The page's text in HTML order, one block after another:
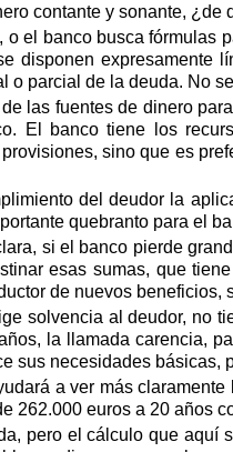
contante y sonante, ¿de
o el banco busca fórmulas
disponen
o parcial de la deuda. No
las fuentes de dinero
El banco tiene los
sino que es
del deudor la
quebranto para el
si el banco pierde
esas sumas, que
de nuevos
solvencia al deudor, no
la llamada carencia,
sus necesidades básicas,
a ver más
262.000 euros a 20 años
pero el cálculo que aquí